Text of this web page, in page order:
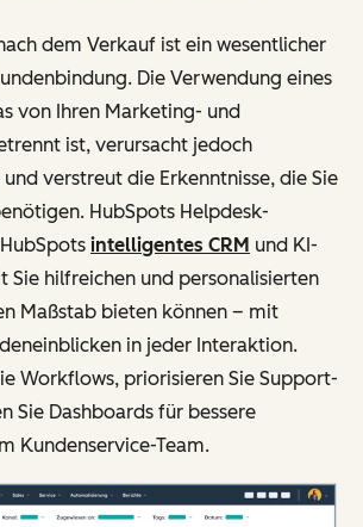
dem Verkauf ist ein wesentlicher
Die Verwendung eines
von Ihren Marketing- und
ist, verursacht jedoch
verstreut die Erkenntnisse, die Sie
HubSpots Helpdesk-
intelligentes CRM und KI-
Sie hilfreichen und personalisierten
Maßstab bieten können – mit
in jeder Interaktion.
Workflows, priorisieren Sie Support-
Sie Dashboards für bessere
Kundenservice-Team.